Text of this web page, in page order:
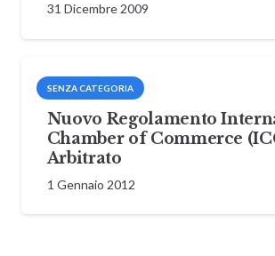
31 Dicembre 2009
SENZA CATEGORIA
Nuovo Regolamento
Chamber of Commerce
Arbitrato
1 Gennaio 2012